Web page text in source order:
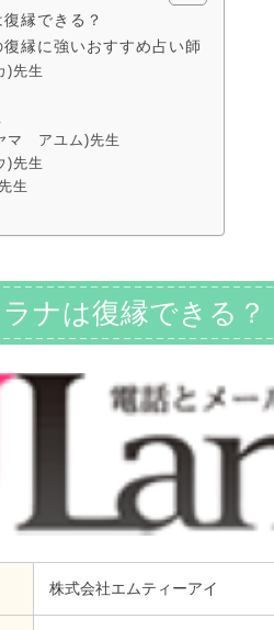
縁できる？
縁に強いおすすめ占い師
)先生
マ アユム)先生
)先生
生
ナは復縁できる？
株式会社エムティーアイ